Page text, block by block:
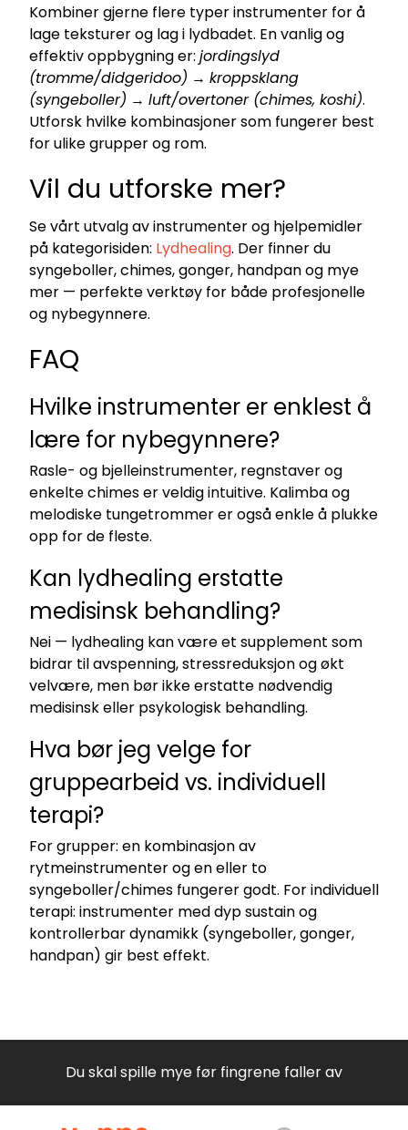
Kombiner gjerne flere typer instrumenter for å
lage teksturer og lag i lydbadet. En vanlig og
effektiv oppbygning er: jordingslyd
(tromme/didgeridoo) → kroppsklang
(syngeboller) → luft/overtoner (chimes, koshi).
Utforsk hvilke kombinasjoner som fungerer best
for ulike grupper og rom.
Vil du utforske mer?
Se vårt utvalg av instrumenter og hjelpemidler
på kategorisiden: Lydhealing. Der finner du
syngeboller, chimes, gonger, handpan og mye
mer — perfekte verktøy for både profesjonelle
og nybegynnere.
FAQ
Hvilke instrumenter er enklest å
lære for nybegynnere?
Rasle- og bjelleinstrumenter, regnstaver og
enkelte chimes er veldig intuitive. Kalimba og
melodiske tungetrommer er også enkle å plukke
opp for de fleste.
Kan lydhealing erstatte
medisinsk behandling?
Nei — lydhealing kan være et supplement som
bidrar til avspenning, stressreduksjon og økt
velvære, men bør ikke erstatte nødvendig
medisinsk eller psykologisk behandling.
Hva bør jeg velge for
gruppearbeid vs. individuell
terapi?
For grupper: en kombinasjon av
rytmeinstrumenter og en eller to
syngeboller/chimes fungerer godt. For individuell
terapi: instrumenter med dyp sustain og
kontrollerbar dynamikk (syngeboller, gonger,
handpan) gir best effekt.
Du skal spille mye før fingrene faller av